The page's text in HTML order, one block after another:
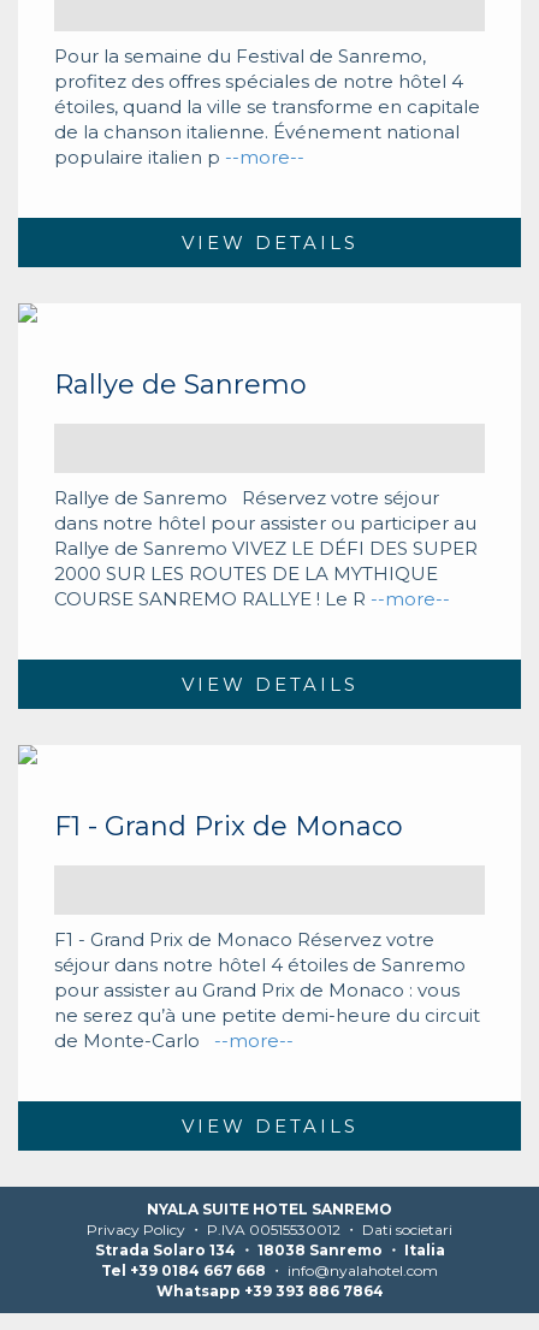
Pour la semaine du Festival de Sanremo,
profitez des offres spéciales de notre hôtel 4
étoiles, quand la ville se transforme en capitale
de la chanson italienne. Événement national
populaire italien p --more--
VIEW DETAILS
Rallye de Sanremo
Rallye de Sanremo Réservez votre séjour
dans notre hôtel pour assister ou participer au
Rallye de Sanremo VIVEZ LE DÉFI DES SUPER
2000 SUR LES ROUTES DE LA MYTHIQUE
COURSE SANREMO RALLYE ! Le R --more--
VIEW DETAILS
F1 - Grand Prix de Monaco
F1 - Grand Prix de Monaco Réservez votre
séjour dans notre hôtel 4 étoiles de Sanremo
pour assister au Grand Prix de Monaco : vous
ne serez qu’à une petite demi-heure du circuit
de Monte-Carlo
--more--
VIEW DETAILS
NYALA SUITE HOTEL SANREMO
Privacy Policy ・ P.IVA 00515530012 ・ Dati societari
Strada Solaro 134 ・ 18038 Sanremo ・ Italia
Tel +39 0184 667 668 ・ info@nyalahotel.com
Whatsapp +39 393 886 7864